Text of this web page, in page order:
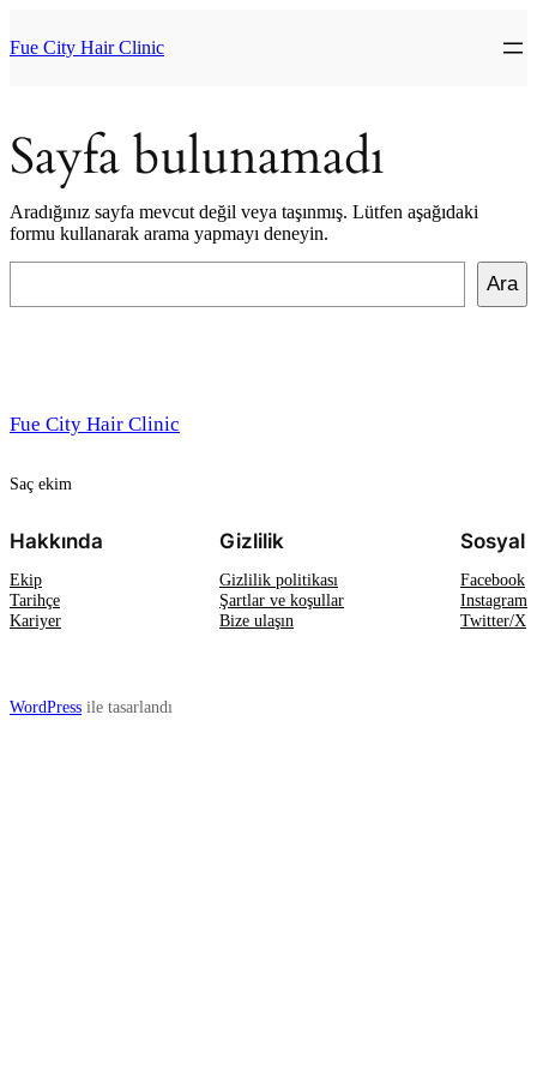
geç
Fue City Hair Clinic
Sayfa bulunamadı
Aradığınız sayfa mevcut değil veya taşınmış. Lütfen aşağıdaki
formu kullanarak arama yapmayı deneyin.
Ara
Fue City Hair Clinic
Saç ekim
Hakkında
Ekip
Tarihçe
Kariyer
Gizlilik
Gizlilik politikası
Şartlar ve koşullar
Bize ulaşın
Sosyal
Facebook
Instagram
Twitter/X
WordPress ile tasarlandı